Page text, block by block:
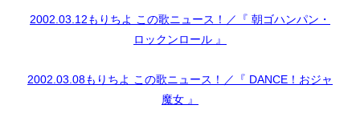
2002.03.12もりちよ この歌ニュース！／『 朝ゴハンパン・
ロックンロール 』
2002.03.08もりちよ この歌ニュース！／『 DANCE！おジャ
魔女 』